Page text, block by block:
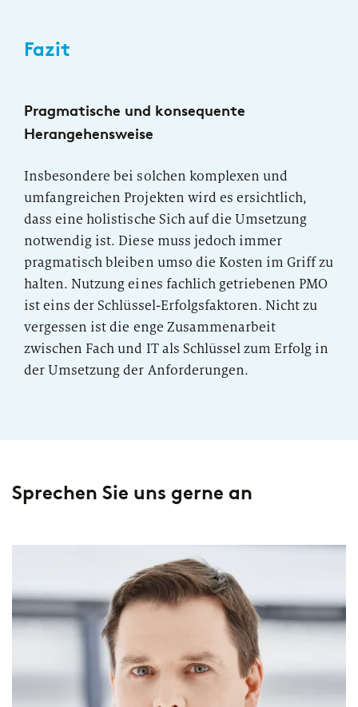
Fazit
Pragmatische und konsequente
Herangehensweise
Insbesondere bei solchen komplexen und
umfangreichen Projekten wird es ersichtlich,
dass eine holistische Sich auf die Umsetzung
notwendig ist. Diese muss jedoch immer
pragmatisch bleiben umso die Kosten im Griff zu
halten. Nutzung eines fachlich getriebenen PMO
ist eins der Schlüssel-Erfolgsfaktoren. Nicht zu
vergessen ist die enge Zusammenarbeit
zwischen Fach und IT als Schlüssel zum Erfolg in
der Umsetzung der Anforderungen.
Sprechen Sie uns gerne an